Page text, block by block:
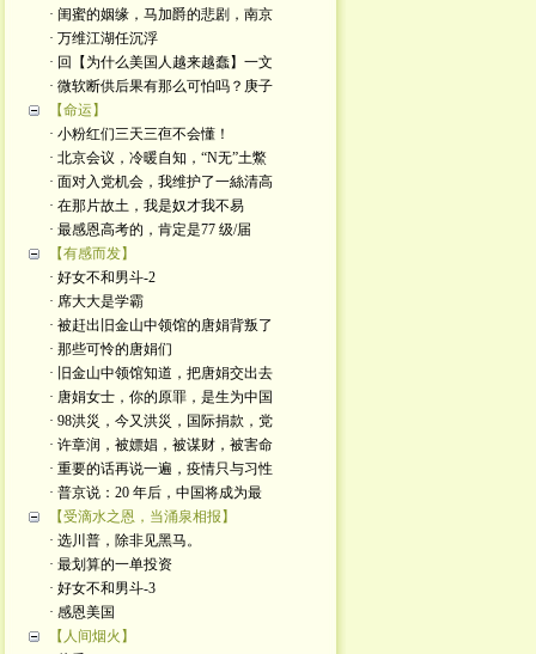
· 闺蜜的姻缘，马加爵的悲剧，南京
· 万维江湖任沉浮
· 回【为什么美国人越来越蠢】一文
· 微软断供后果有那么可怕吗？庚子
【命运】
· 小粉红们三天三亱不会懂！
· 北京会议，冷暖自知，“N无”土鱉
· 面对入党机会，我维护了一絲清高
· 在那片故土，我是奴才我不易
· 最感恩高考的，肯定是77 级/届
【有感而发】
· 好女不和男斗-2
· 席大大是学霸
· 被赶出旧金山中领馆的唐娟背叛了
· 那些可怜的唐娟们
· 旧金山中领馆知道，把唐娟交出去
· 唐娟女士，你的原罪，是生为中国
· 98洪災，今又洪災，国际捐款，党
· 许章润，被嫖娼，被谋财，被害命
· 重要的话再说一遍，疫情只与习性
· 普京说：20 年后，中国将成为最
【受滴水之恩，当涌泉相报】
· 选川普，除非见黑马。
· 最划算的一单投资
· 好女不和男斗-3
· 感恩美国
【人间烟火】